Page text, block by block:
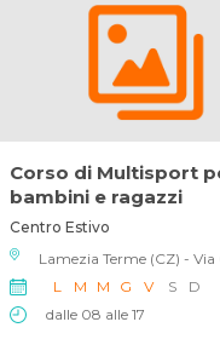
Corso di Multisport
bambini e ragazzi
Centro Estivo
L
M M G V S
D
dalle 08 alle 17